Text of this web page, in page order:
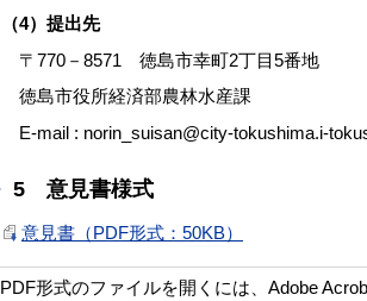
（4）提出先
〒770－8571 徳島市幸町2丁目5番地
徳島市役所経済部農林水産課
E-mail : norin_suisan@city-tokushima.i-
5 意見書様式
意見書（PDF形式：50KB）
PDF形式のファイルを開くには、Adobe